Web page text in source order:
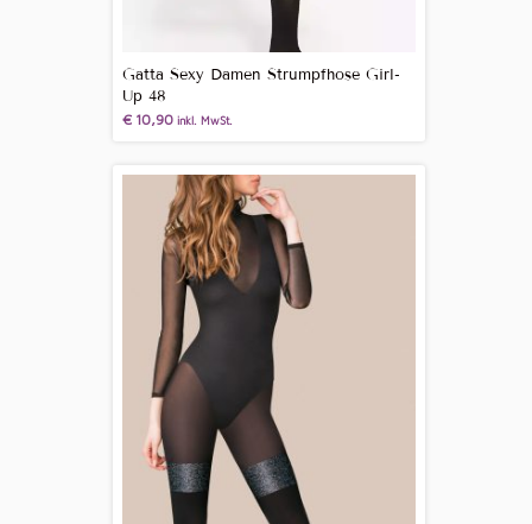
Gatta Sexy Damen Strumpfhose Girl-
Up 48
€10,90 inkl. MwSt.